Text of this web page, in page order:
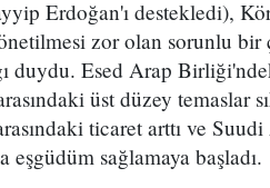
Erdoğan'ı destekledi),
zor olan sorunlu bir
duydu. Esed Arap
üst düzey temaslar
ticaret arttı ve
sağlamaya başladı.